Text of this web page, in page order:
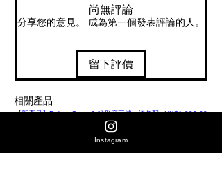
尚無評論
分享您的意見。 成為第一個發表評論的人。
留下評價
相關產品
【新產品】Fellow Opus 2 錐形磨豆機 - 紅色配
價格
HK$1,990.00
購買全店產品同時加選購咖啡豆-(咖啡豆產品即享9折優惠)
【
Instagram